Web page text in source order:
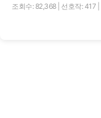
조회수: 82,368 선호작: 417